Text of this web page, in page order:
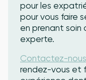
pour les
pour vous faire
en prenant soin
experte.
Contactez-
rendez-vous et